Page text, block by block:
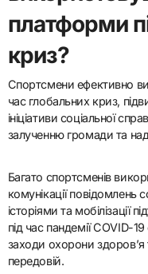
Інший — гравець НФЛ
расової
підтримують екологічні
участі та сприяють
Як
платформи
криз?
Спортсмени ефективно